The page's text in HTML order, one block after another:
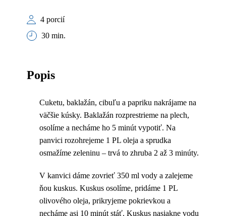
4 porcií
30 min.
Popis
Cuketu, baklažán, cibuľu a papriku nakrájame na
väčšie kúsky. Baklažán rozprestrieme na plech,
osolíme a necháme ho 5 minút vypotiť. Na
panvici rozohrejeme 1 PL oleja a sprudka
osmažíme zeleninu – trvá to zhruba 2 až 3 minúty.
V kanvici dáme zovrieť 350 ml vody a zalejeme
ňou kuskus. Kuskus osolíme, pridáme 1 PL
olivového oleja, prikryjeme pokrievkou a
necháme asi 10 minút stáť. Kuskus nasiakne vodu